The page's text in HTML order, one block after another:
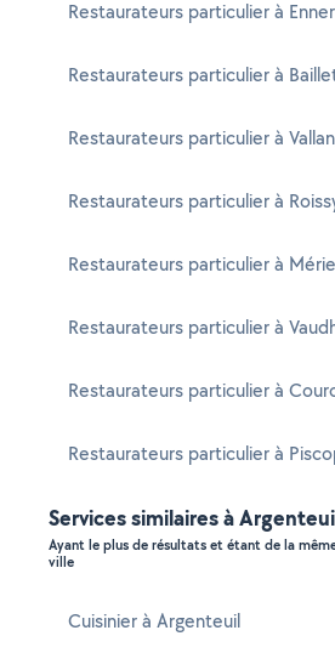
Restaurateurs particulier à
Restaurateurs particulier à
Restaurateurs particulier à
Restaurateurs particulier à
Restaurateurs particulier à
Restaurateurs particulier à
Restaurateurs particulier à
Restaurateurs particulier à
Services similaires à
Ayant le plus de résultats et étant de la
ville
Cuisinier à Argenteuil